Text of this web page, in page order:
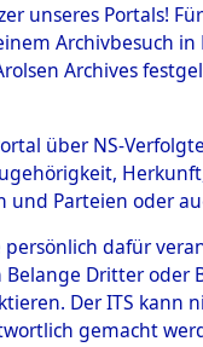
Aktion
→0348
unseres Portals!
Archivbesuch
Archives
über NS-
und Parteien oder
persönlich dafür
Dritter
Der ITS
gemacht